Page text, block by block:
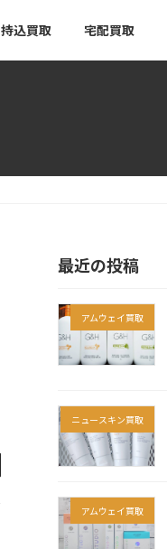
持込買取 宅配買取
最近の投稿
アムウェイ買取
ニュースキン買取
アムウェイ買取